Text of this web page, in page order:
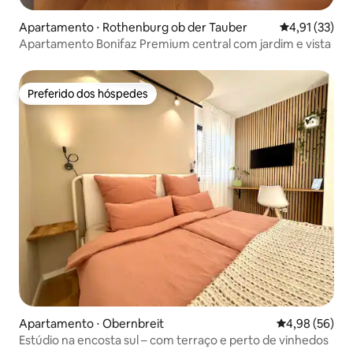
Apartamento ⋅ Rothenburg ob der Tauber 4,91 de uma
4,91 (33)
Apartamento Bonifaz Premium central com jardim e vista
Preferido dos hóspedes
Preferido dos hóspedes
Apartamento ⋅ Obernbreit 4,98 de uma
4,98 (56)
Estúdio na encosta sul – com terraço e perto de vinhedos